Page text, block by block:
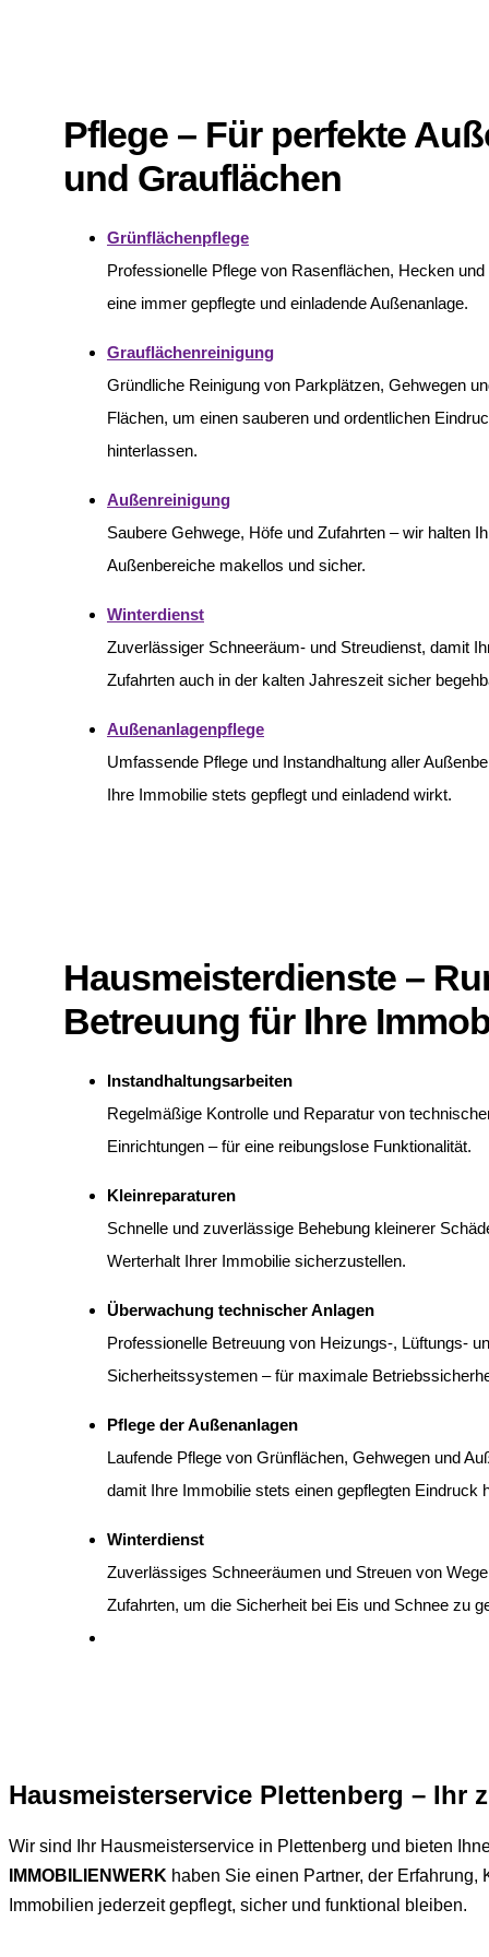
Pflege – Für perfekte
und Grauflächen
Grünflächenpflege
Professionelle Pflege von Rasenflächen, Hecken
eine immer gepflegte und einladende Außenanlage.
Grauflächenreinigung
Gründliche Reinigung von Parkplätzen, Gehwegen
Flächen, um einen sauberen und ordentlichen
hinterlassen.
Außenreinigung
Saubere Gehwege, Höfe und Zufahrten – wir halten
Außenbereiche makellos und sicher.
Winterdienst
Zuverlässiger Schneeräum- und Streudienst, damit
Zufahrten auch in der kalten Jahreszeit sicher
Außenanlagenpflege
Umfassende Pflege und Instandhaltung aller
Ihre Immobilie stets gepflegt und einladend wirkt.
Hausmeisterdienste –
Betreuung für Ihre
Instandhaltungsarbeiten
Regelmäßige Kontrolle und Reparatur von
Einrichtungen – für eine reibungslose Funktionalität.
Kleinreparaturen
Schnelle und zuverlässige Behebung kleinerer
Werterhalt Ihrer Immobilie sicherzustellen.
Überwachung technischer Anlagen
Professionelle Betreuung von Heizungs-, Lüftungs-
Sicherheitssystemen – für maximale
Pflege der Außenanlagen
Laufende Pflege von Grünflächen, Gehwegen und
damit Ihre Immobilie stets einen gepflegten Eindruck
Winterdienst
Zuverlässiges Schneeräumen und Streuen von
Zufahrten, um die Sicherheit bei Eis und Schnee zu
Hausmeisterservice Plettenberg –
Wir sind Ihr Hausmeisterservice in Plettenberg und bieten
IMMOBILIENWERK haben Sie einen Partner, der
Immobilien jederzeit gepflegt, sicher und funktional bleiben.